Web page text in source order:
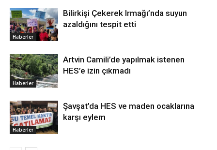
Haberler
Bilirkişi Çekerek Irmağı’nda suyun
azaldığını tespit etti
Haberler
Artvin Camili’de yapılmak istenen
HES’e izin çıkmadı
Haberler
Şavşat’da HES ve maden ocaklarına
karşı eylem